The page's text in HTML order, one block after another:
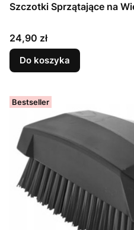
Szczotki Sprzątające na
Cena
24,90 zł
Do koszyka
Bestseller